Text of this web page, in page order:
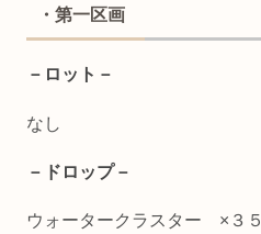
・第一区画
－ロット－
なし
－ドロップ－
ウォータークラスター ×３５